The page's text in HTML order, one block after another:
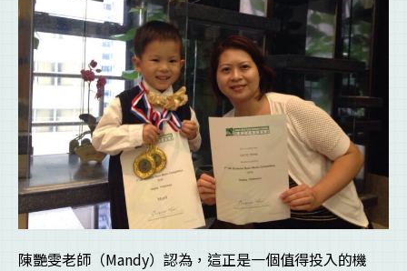
陳艷雯老師（Mandy）認為，這正是一個值得投入的機